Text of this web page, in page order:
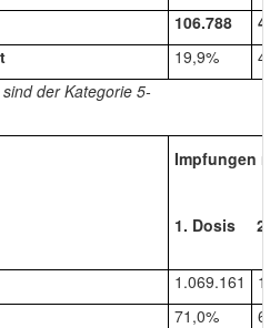
106.788
19,9%
der Kategorie 5-
Impfungen
1. Dosis 2.
1.069.161
71,0%